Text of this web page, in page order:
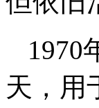
1970
天，用